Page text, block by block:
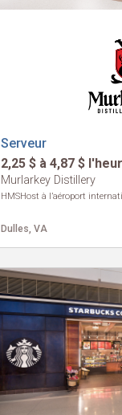
Serveur
2,25 $ à 4,87 $
Murlarkey Distillery
HMSHost à l’aéroport
Dulles, VA